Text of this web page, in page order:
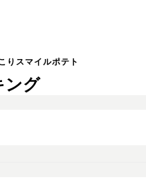
りスマイルポテト
ング